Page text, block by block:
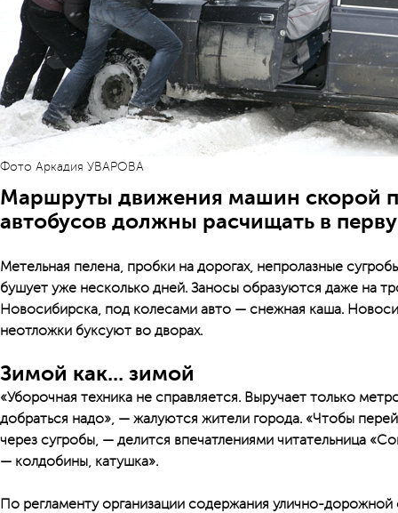
Фото Аркадия УВАРОВА
Маршруты движения машин скорой
автобусов должны расчищать в
Метельная пелена, пробки на дорогах, непролазные
бушует уже несколько дней. Заносы образуются даже на
Новосибирска, под колесами авто — снежная каша.
неотложки буксуют во дворах.
Зимой как... зимой
«Уборочная техника не справляется. Выручает только
добраться надо», — жалуются жители города. «Чтобы
через сугробы, — делится впечатлениями читательница
— колдобины, катушка».
По регламенту организации содержания улично-